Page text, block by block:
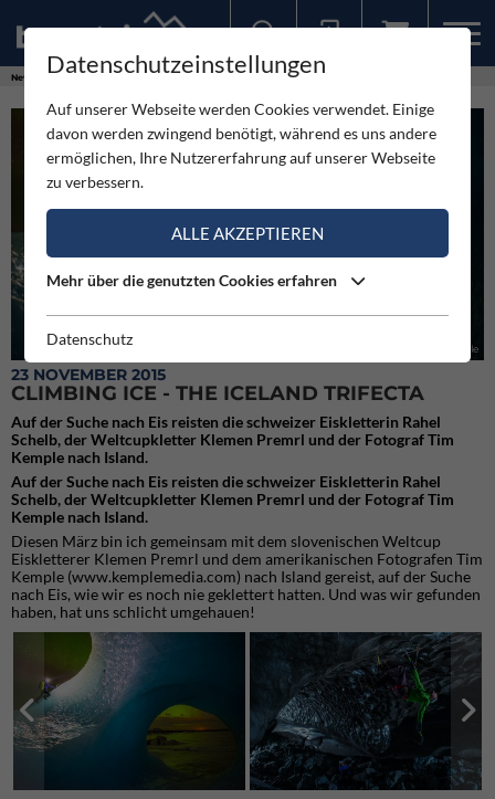
News
Climbing Ice - The Iceland Trifecta (c) Tim Kemple
23 NOVEMBER 2015
CLIMBING ICE - THE ICELAND TRIFECTA
Auf der Suche nach Eis reisten die schweizer Eiskletterin Rahel
Schelb, der Weltcupkletter Klemen Premrl und der Fotograf Tim
Kemple nach Island.
Auf der Suche nach Eis reisten die schweizer Eiskletterin Rahel
Schelb, der Weltcupkletter Klemen Premrl und der Fotograf Tim
Kemple nach Island.
Diesen März bin ich gemeinsam mit dem slovenischen Weltcup
Eiskletterer Klemen Premrl und dem amerikanischen Fotografen Tim
Kemple (www.kemplemedia.com) nach Island gereist, auf der Suche
nach Eis, wie wir es noch nie geklettert hatten. Und was wir gefunden
haben, hat uns schlicht umgehauen!
Datenschutzeinstellungen
Auf unserer Webseite werden Cookies verwendet. Einige
davon werden zwingend benötigt, während es uns andere
ermöglichen, Ihre Nutzererfahrung auf unserer Webseite
zu verbessern.
ALLE AKZEPTIEREN
Mehr über die genutzten Cookies erfahren
Datenschutz